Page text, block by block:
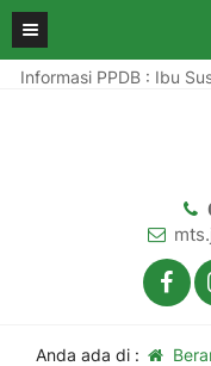
Informasi PPDB : Ibu
Anda ada di :